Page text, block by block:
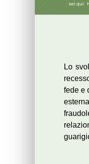
sei qui:
Lo
fede e